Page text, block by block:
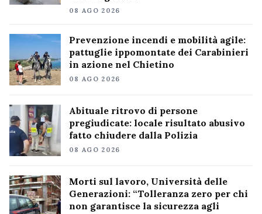
08 AGO 2026
Prevenzione incendi e mobilità agile:
pattuglie ippomontate dei Carabinieri
in azione nel Chietino
08 AGO 2026
Abituale ritrovo di persone
pregiudicate: locale risultato abusivo
fatto chiudere dalla Polizia
08 AGO 2026
Morti sul lavoro, Università delle
Generazioni: “Tolleranza zero per chi
non garantisce la sicurezza agli